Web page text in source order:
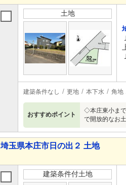
土地
建築条件なし 更地 本下水 角地
おすすめポイント
◇本庄東小ま
で開放的なお
埼玉県本庄市日の出２ 土地
建築条件付土地